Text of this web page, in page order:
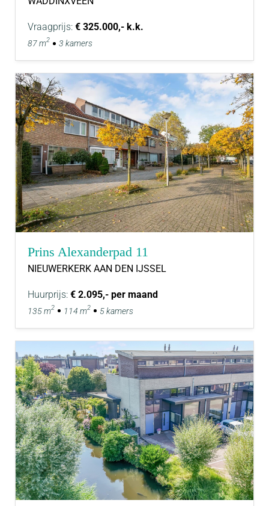
Vraagprijs: € 325.000,- k.k.
87 m2 3 kamers
Prins Alexanderpad 11
NIEUWERKERK AAN DEN IJSSEL
Huurprijs: € 2.095,- per maand
135 m2 114 m2 5 kamers